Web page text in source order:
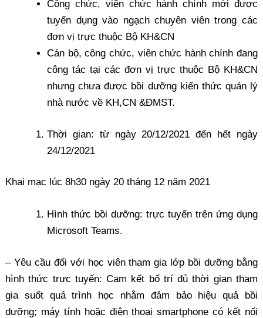
Công chức, viên chức hành chính mới được
tuyển dụng vào ngạch chuyên viên trong các
đơn vị trực thuộc Bộ KH&CN
Cán bộ, công chức, viên chức hành chính đang
công tác tại các đơn vị trực thuộc Bộ KH&CN
nhưng chưa được bồi dưỡng kiến thức quản lý
nhà nước về KH,CN &ĐMST.
Thời gian: từ ngày 20/12/2021 đến hết ngày
24/12/2021
Khai mạc lúc 8h30 ngày 20 tháng 12 năm 2021
Hình thức bồi dưỡng: trực tuyến trên ứng dụng
Microsoft Teams.
– Yêu cầu đối với học viên tham gia lớp bồi dưỡng bằng
hình thức trực tuyến: Cam kết bố trí đủ thời gian tham
gia suốt quá trình học nhằm đảm bảo hiệu quả bồi
dưỡng; máy tính hoặc điện thoại smartphone có kết nối